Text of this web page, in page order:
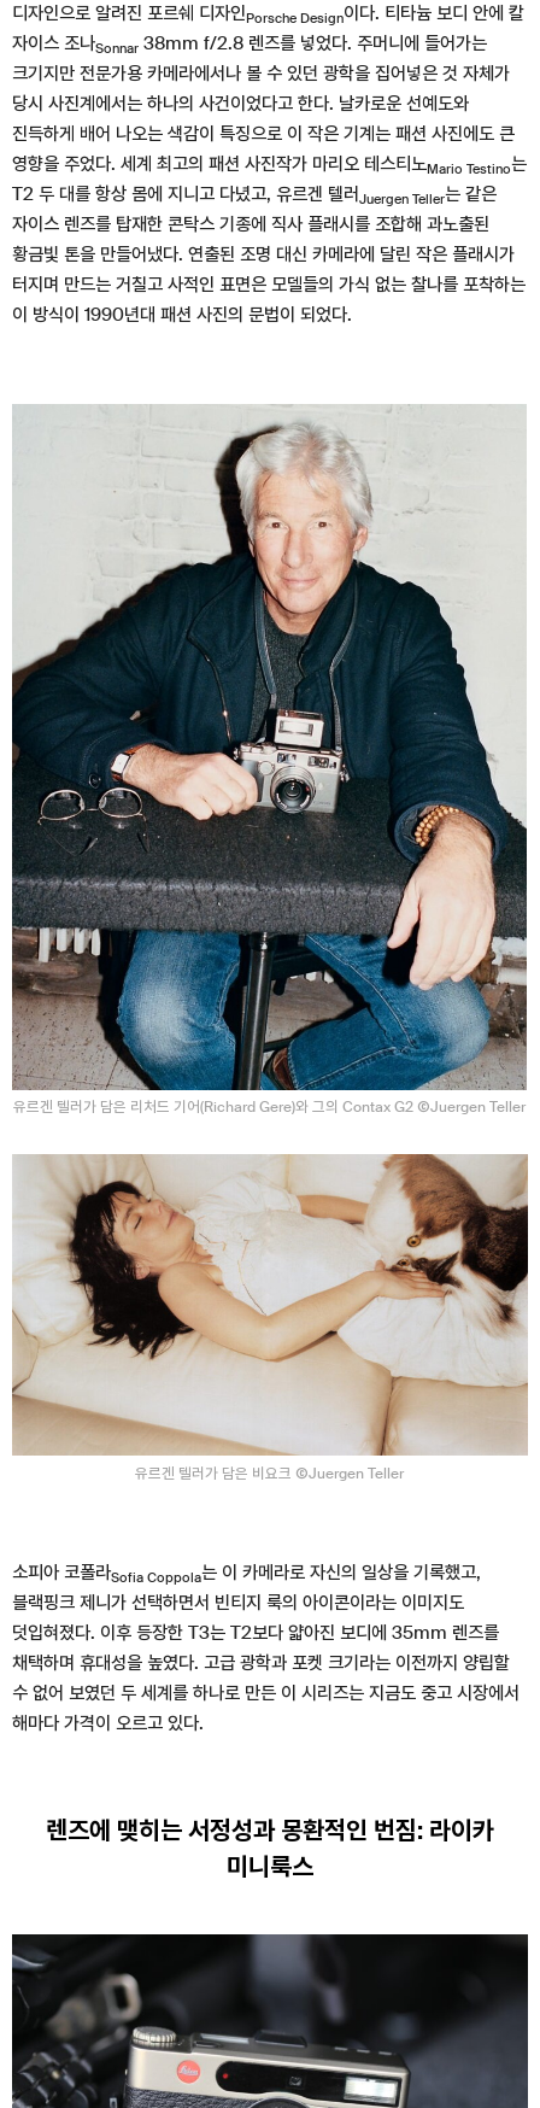
디자인으로 알려진 포르쉐 디자인Porsche Design이다. 티타늄 보디 안에 칼
자이스 조나Sonnar 38mm f/2.8 렌즈를 넣었다. 주머니에 들어가는
크기지만 전문가용 카메라에서나 볼 수 있던 광학을 집어넣은 것 자체가
당시 사진계에서는 하나의 사건이었다고 한다. 날카로운 선예도와
진득하게 배어 나오는 색감이 특징으로 이 작은 기계는 패션 사진에도 큰
영향을 주었다. 세계 최고의 패션 사진작가 마리오 테스티노Mario Testino는
T2 두 대를 항상 몸에 지니고 다녔고, 유르겐 텔러Juergen Teller는 같은
자이스 렌즈를 탑재한 콘탁스 기종에 직사 플래시를 조합해 과노출된
황금빛 톤을 만들어냈다. 연출된 조명 대신 카메라에 달린 작은 플래시가
터지며 만드는 거칠고 사적인 표면은 모델들의 가식 없는 찰나를 포착하는
이 방식이 1990년대 패션 사진의 문법이 되었다.
유르겐 텔러가 담은 리처드 기어(Richard Gere)와 그의 Contax G2 ⒸJuergen Teller
유르겐 텔러가 담은 비요크 ⒸJuergen Teller
소피아 코폴라Sofia Coppola는 이 카메라로 자신의 일상을 기록했고,
블랙핑크 제니가 선택하면서 빈티지 룩의 아이콘이라는 이미지도
덧입혀졌다. 이후 등장한 T3는 T2보다 얇아진 보디에 35mm 렌즈를
채택하며 휴대성을 높였다. 고급 광학과 포켓 크기라는 이전까지 양립할
수 없어 보였던 두 세계를 하나로 만든 이 시리즈는 지금도 중고 시장에서
해마다 가격이 오르고 있다.
렌즈에 맺히는 서정성과 몽환적인 번짐: 라이카
미니룩스